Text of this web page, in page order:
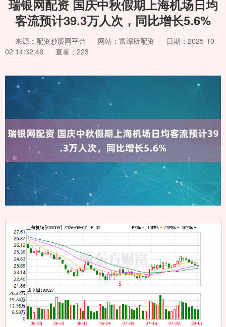
瑞银网配资 国庆中秋假期上海机场日均
客流预计39.3万人次，同比增长5.6%
来源：配资炒股网平台 网站：富深所配资
日期：2025-10-
02 14:32:46
查看：223